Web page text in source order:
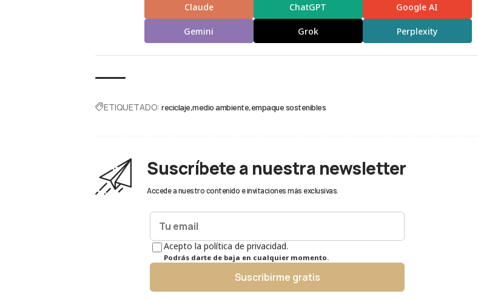
Claude ChatGPT Google AI
Gemini Grok Perplexity
ETIQUETADO: reciclaje medio ambiente empaque sostenibles
Suscríbete a nuestra newsletter
Accede a nuestro contenido e invitaciones más exclusivas.
Acepto la política de privacidad.
Podrás darte de baja en cualquier momento.
Suscribirme gratis